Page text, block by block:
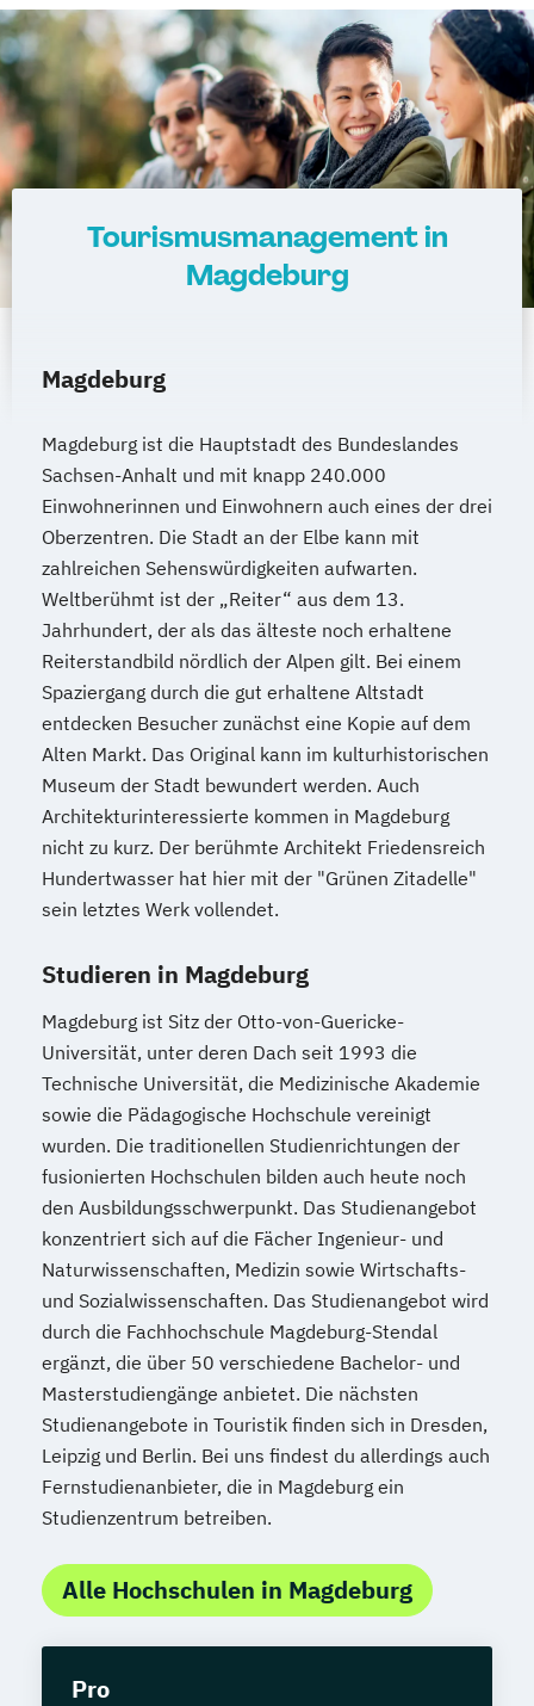
Tourismusmanagement in
Magdeburg
Magdeburg
Magdeburg ist die Hauptstadt des Bundeslandes
Sachsen-Anhalt und mit knapp 240.000
Einwohnerinnen und Einwohnern auch eines der drei
Oberzentren. Die Stadt an der Elbe kann mit
zahlreichen Sehenswürdigkeiten aufwarten.
Weltberühmt ist der „Reiter“ aus dem 13.
Jahrhundert, der als das älteste noch erhaltene
Reiterstandbild nördlich der Alpen gilt. Bei einem
Spaziergang durch die gut erhaltene Altstadt
entdecken Besucher zunächst eine Kopie auf dem
Alten Markt. Das Original kann im kulturhistorischen
Museum der Stadt bewundert werden. Auch
Architekturinteressierte kommen in Magdeburg
nicht zu kurz. Der berühmte Architekt Friedensreich
Hundertwasser hat hier mit der "Grünen Zitadelle"
sein letztes Werk vollendet.
Studieren in Magdeburg
Magdeburg ist Sitz der Otto-von-Guericke-
Universität, unter deren Dach seit 1993 die
Technische Universität, die Medizinische Akademie
sowie die Pädagogische Hochschule vereinigt
wurden. Die traditionellen Studienrichtungen der
fusionierten Hochschulen bilden auch heute noch
den Ausbildungsschwerpunkt. Das Studienangebot
konzentriert sich auf die Fächer Ingenieur- und
Naturwissenschaften, Medizin sowie Wirtschafts-
und Sozialwissenschaften. Das Studienangebot wird
durch die Fachhochschule Magdeburg-Stendal
ergänzt, die über 50 verschiedene Bachelor- und
Masterstudiengänge anbietet. Die nächsten
Studienangebote in Touristik finden sich in Dresden,
Leipzig und Berlin. Bei uns findest du allerdings auch
Fernstudienanbieter, die in Magdeburg ein
Studienzentrum betreiben.
Alle Hochschulen in Magdeburg
Pro